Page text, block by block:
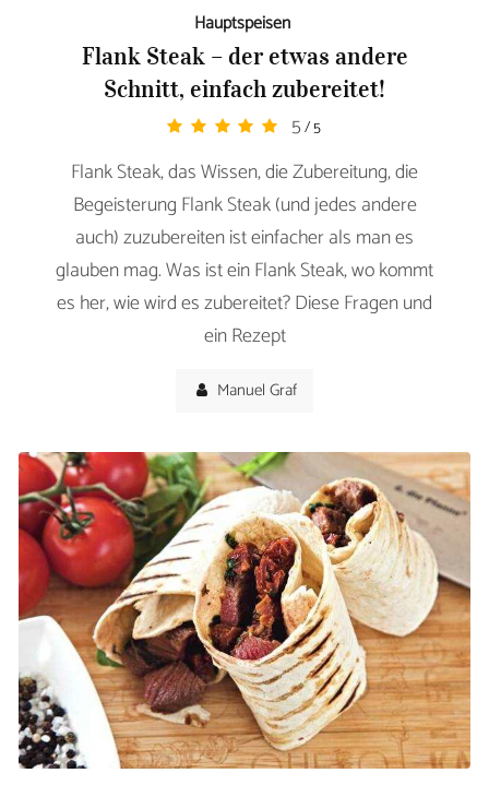
Hauptspeisen
Flank Steak – der etwas andere
Schnitt, einfach zubereitet!
5/ 5
Flank Steak, das Wissen, die Zubereitung, die
Begeisterung Flank Steak (und jedes andere
auch) zuzubereiten ist einfacher als man es
glauben mag. Was ist ein Flank Steak, wo kommt
es her, wie wird es zubereitet? Diese Fragen und
ein Rezept
Manuel Graf